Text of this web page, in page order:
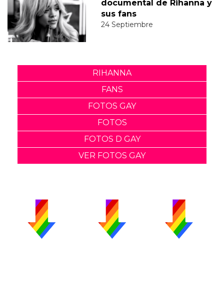
documental de Rihanna y
sus fans
24 Septiembre
RIHANNA
FANS
FOTOS GAY
FOTOS
FOTOS D GAY
VER FOTOS GAY